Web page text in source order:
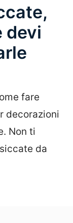
devi
fare
decorazioni
Non ti
da